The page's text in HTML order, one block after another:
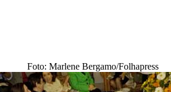
Foto: Marlene Bergamo/Folhapress